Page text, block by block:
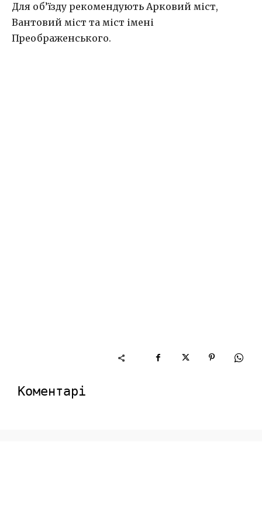
Для об’їзду рекомендують Арковий міст,
Вантовий міст та міст імені
Преображенського.
Коментарі